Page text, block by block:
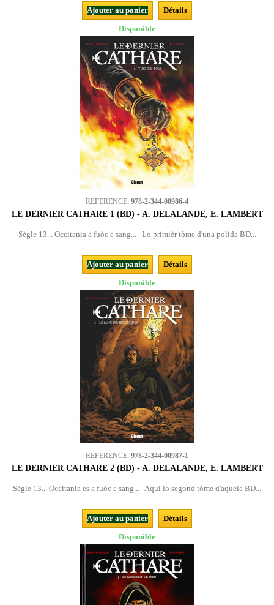
Ajouter au panier
Détails
Disponible
REFERENCE: 978-2-344-00986-4
LE DERNIER CATHARE 1 (BD) - A. DELALANDE, E. LAMBERT
Sègle 13... Occitania a fuòc e sang... Lo primièr tòme d'una polida BD...
Ajouter au panier
Détails
Disponible
REFERENCE: 978-2-344-00987-1
LE DERNIER CATHARE 2 (BD) - A. DELALANDE, E. LAMBERT
Sègle 13... Occitania es a fuòc e sang... Aquí lo segond tòme d'aquela BD...
Ajouter au panier
Détails
Disponible